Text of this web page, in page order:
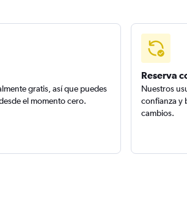
gratis, así que puedes
el momento cero.
Reserva
Nuestros
confianza y
cambios.